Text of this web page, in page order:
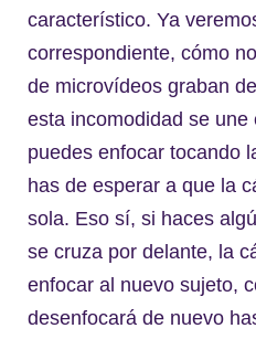
característico. Ya
correspondiente, cómo
de microvídeos graban
esta incomodidad se une
puedes enfocar tocando
has de esperar a que la
sola. Eso sí, si haces
se cruza por delante, la
enfocar al nuevo sujeto,
desenfocará de nuevo